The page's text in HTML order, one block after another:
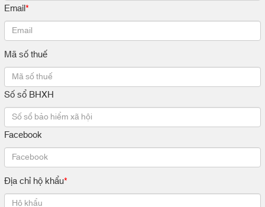
Email*
Mã số thuế
Số sổ BHXH
Facebook
Địa chỉ hộ khẩu*